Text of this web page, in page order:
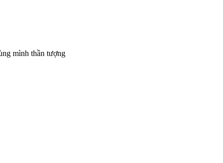
mình thần tượng